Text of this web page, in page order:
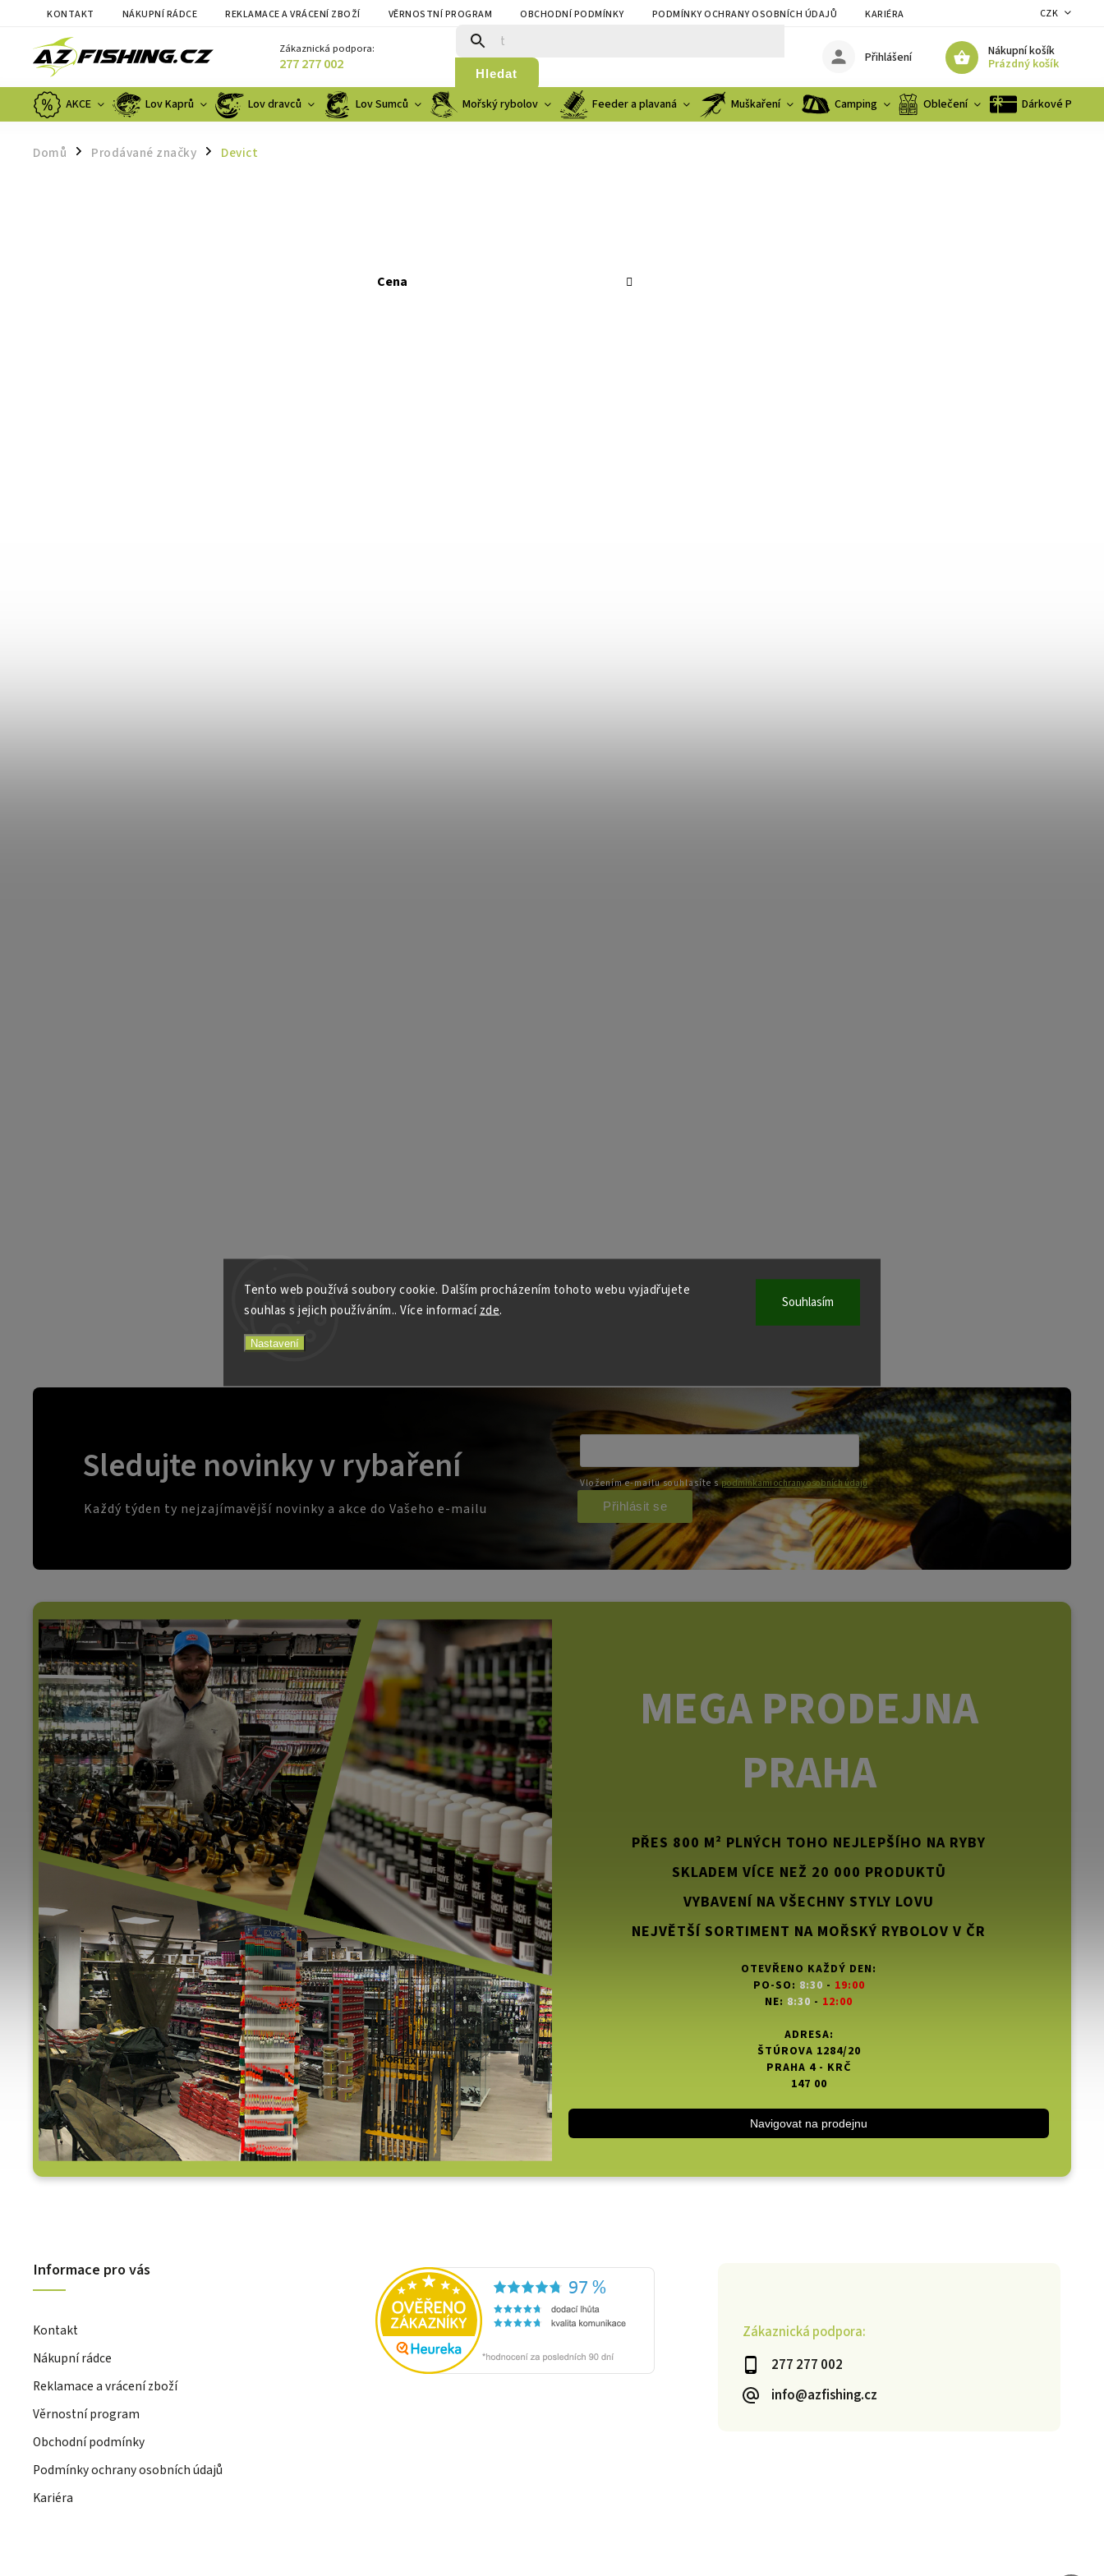
Tento web používá soubory cookie. Dalším procházením tohoto webu vyjadřujete
souhlas s jejich používáním.. Více informacízde.
Nastavení
Souhlasím
KONTAKT NÁKUPNÍ RÁDCE REKLAMACE A VRÁCENÍ ZBOŽÍ VĚRNOSTNÍ PROGRAM OBCHODNÍ PODMÍNKY PODMÍNKY OCHRANY OSOBNÍCH ÚDAJŮ KARIÉRA CZK
Zákaznická podpora:
277 277 002 Hledat
Nákupní košík
Prázdný košík
Přihlášení
AKCE Lov Kaprů Lov dravců Lov Sumců Mořský rybolov Feeder a plavaná Muškaření Camping Oblečení Dárkové
Domů / Prodávané značky / Devict
Zákaznická podpora:
277 277 002
info@azfishing.cz
MEGA PRODEJNA
PRAHA
PŘES 800 M² PLNÝCH TOHO NEJLEPŠÍHO NA RYBY
SKLADEM VÍCE NEŽ 20 000 PRODUKTŮ
VYBAVENÍ NA VŠECHNY STYLY LOVU
NEJVĚTŠÍ SORTIMENT NA MOŘSKÝ RYBOLOV V ČR
OTEVŘENO KAŽDÝ DEN:
PO-SO: 8:30 - 19:00
NE: 8:30 - 12:00
ADRESA:
ŠTÚROVA 1284/20
PRAHA 4 - KRČ
147 00
Navigovat na prodejnu
Sledujte novinky v rybaření
Každý týden ty nejzajímavější novinky a akce do Vašeho e-mailu
Vložením e-mailu souhlasíte spodmínkami ochrany osobních údajů
Přihlásit se
Informace pro vás
Kontakt
Nákupní rádce
Reklamace a vrácení zboží
Věrnostní program
Obchodní podmínky
Podmínky ochrany osobních údajů
Kariéra